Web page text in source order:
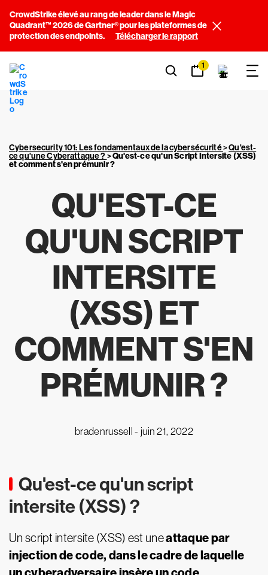
CrowdStrike élevé au rang de leader dans le Magic
Quadrant™ 2026 de Gartner® pour les plateformes de
protection des endpoints.
Télécharger le rapport
1
Cybersecurity 101: Les fondamentaux de la cybersécurité>Qu'est-
ce qu'une Cyberattaque ?>Qu'est-ce qu'un Script Intersite (XSS)
et comment s'en prémunir ?
QU'EST-CE
QU'UN SCRIPT
INTERSITE
(XSS) ET
COMMENT S'EN
PRÉMUNIR ?
bradenrussell - juin 21, 2022
Qu'est-ce qu'un script
intersite (XSS) ?
Un script intersite (XSS) est uneattaque par
injection de code, dans le cadre de laquelle